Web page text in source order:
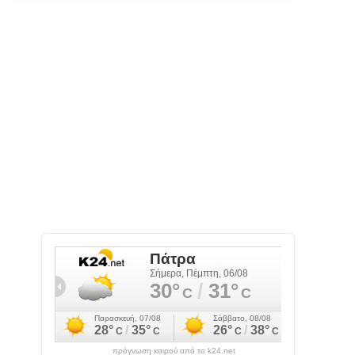
πρόγνωση καιρού από το k24.net